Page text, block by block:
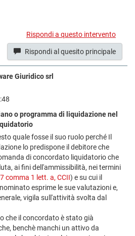
Rispondi a questo intervento
Rispondi al quesito principale
Giuridico srl
o programma di liquidazione nel
quale fosse il suo ruolo perché Il
lo predispone il debitore che
di concordato liquidatorio che
ai fini dell'ammissibilità, nei termini
comma 1 lett. a, CCII) e su cui il
esprime le sue valutazioni e,
vigila sull'attività svolta dal
che il concordato è stato già
benchè manchi un attivo da